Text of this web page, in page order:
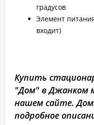
градусов
Элемент
входит)
Купить
"Дом" в Джанком
нашем сайте.
подробное